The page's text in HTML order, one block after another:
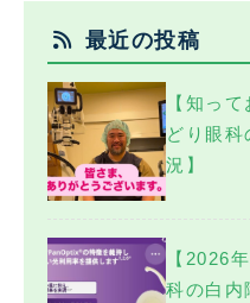
最近の投稿
【知っ
どり眼
況】
【2026
科の白内